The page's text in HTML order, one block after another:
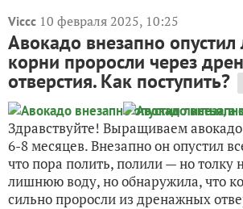
Viccc 10 февраля 2025, 10:25
Авокадо внезапно опустил
корни проросли через
отверстия. Как поступить?
Здравствуйте! Выращиваем
6-8 месяцев. Внезапно он опустил
что пора полить, полили — но толку
лишнюю воду, но обнаружила, что
сильно проросли из дренажных